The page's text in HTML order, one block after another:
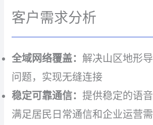
客户需求分析
全域网络覆盖： 解决山区地形
问题，实现无缝连接
稳定可靠通信：提供稳定的语
满足居民日常通信和企业运营